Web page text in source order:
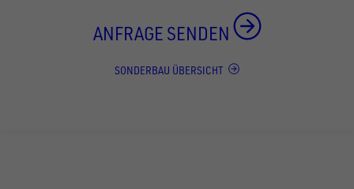
ANFRAGE SENDEN
SONDERBAU ÜBERSICHT